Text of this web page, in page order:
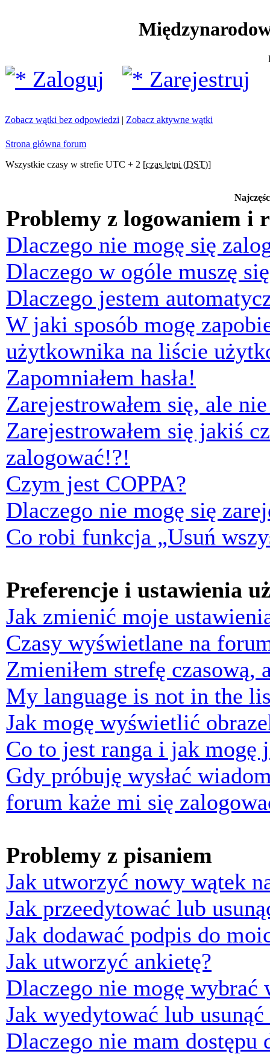
Zaloguj Zarejestruj
Zobacz wątki bez odpowiedzi | Zobacz aktywne wątki
Strona główna forum
Wszystkie czasy w strefie UTC + 2 [czas letni (DST)]
Problemy z logowaniem i
Dlaczego nie mogę się
Dlaczego w ogóle muszę
Dlaczego jestem
W jaki sposób mogę
użytkownika na liście
Zapomniałem hasła!
Zarejestrowałem się, ale
Zarejestrowałem się jakiś
zalogować!?!
Czym jest COPPA?
Dlaczego nie mogę się
Co robi funkcja „Usuń
Preferencje i ustawienia
Jak zmienić moje
Czasy wyświetlane na
Zmieniłem strefę czasową,
My language is not in the
Jak mogę wyświetlić
Co to jest ranga i jak mogę
Gdy próbuję wysłać
forum każe mi się
Problemy z pisaniem
Jak utworzyć nowy wątek
Jak przeedytować lub
Jak dodawać podpis do
Jak utworzyć ankietę?
Dlaczego nie mogę wybrać
Jak wyedytować lub usunąć
Dlaczego nie mam dostępu